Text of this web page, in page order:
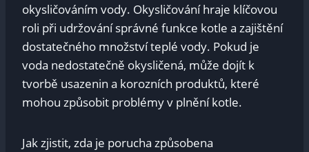
okysličováním vody. Okysličování hraje klíčovou
roli při udržování správné funkce kotle a zajištění
dostatečného množství teplé vody. Pokud je
voda nedostatečně okysličená, může dojít k
tvorbě usazenin a korozních produktů, které
mohou způsobit problémy v plnění kotle.
Jak zjistit, zda je porucha způsobena